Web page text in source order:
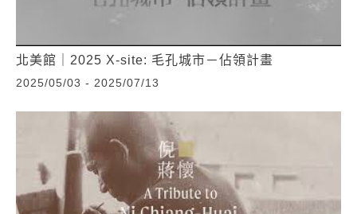
北美館｜2025 X-site: 毛孔城市－佔領計畫
2025/05/03 - 2025/07/13